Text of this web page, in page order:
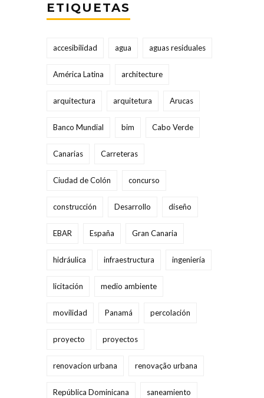
ETIQUETAS
accesibilidad agua aguas residuales
América Latina architecture
arquitectura arquitetura Arucas
Banco Mundial bim Cabo Verde
Canarias Carreteras
Ciudad de Colón concurso
construcción Desarrollo diseño
EBAR España Gran Canaria
hidráulica infraestructura ingeniería
licitación medio ambiente
movilidad Panamá percolación
proyecto proyectos
renovacion urbana renovação urbana
República Dominicana saneamiento